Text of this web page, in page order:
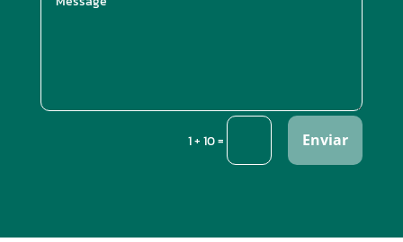
1 + 10= Enviar